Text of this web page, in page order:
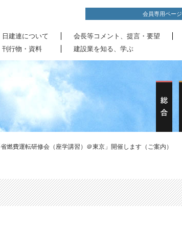
会員専用ページ
日建連について 会長等コメント、提言・要望
刊行物・資料
建設業を知る、学ぶ
燃費運転研修会（座学講習）＠東京」開催します（ご案内）